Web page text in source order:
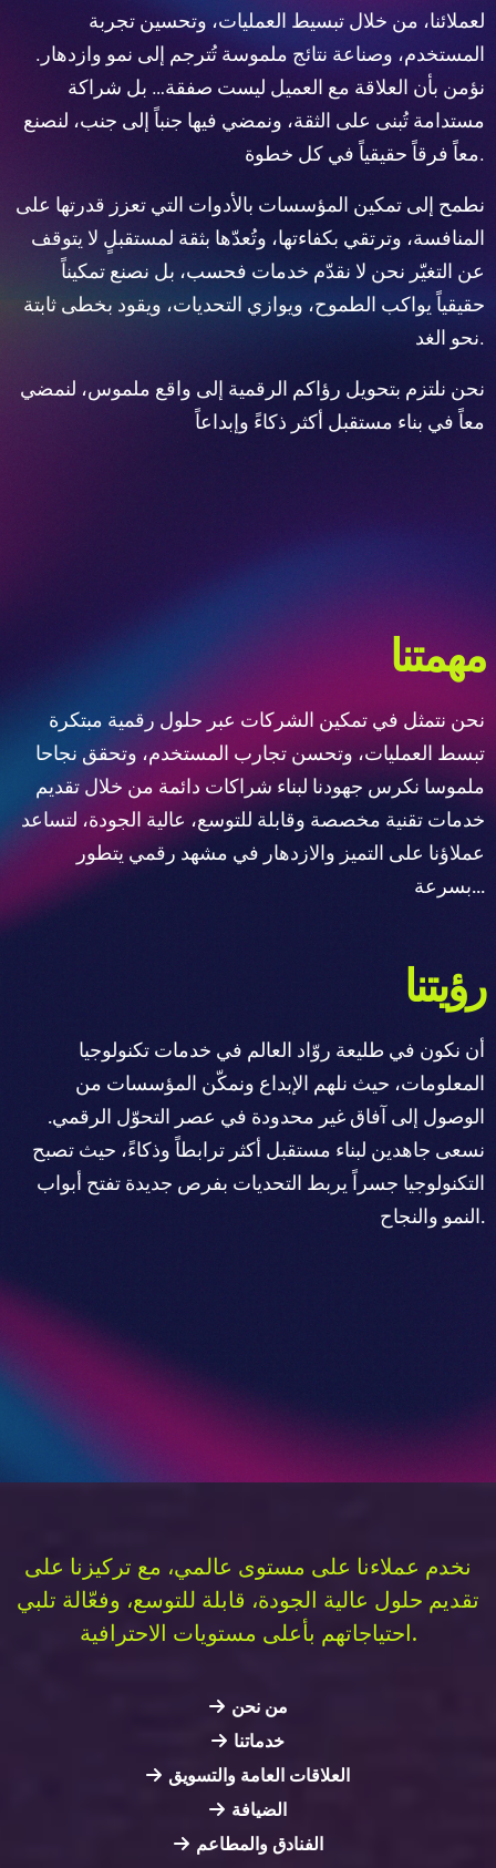
لعملائنا، من خلال تبسيط العمليات، وتحسين تجربة
المستخدم، وصناعة نتائج ملموسة تُترجم إلى نمو وازدهار.
نؤمن بأن العلاقة مع العميل ليست صفقة… بل شراكة
مستدامة تُبنى على الثقة، ونمضي فيها جنباً إلى جنب، لنصنع
معاً فرقاً حقيقياً في كل خطوة.
نطمح إلى تمكين المؤسسات بالأدوات التي تعزز قدرتها على
المنافسة، وترتقي بكفاءتها، وتُعدّها بثقة لمستقبلٍ لا يتوقف
عن التغيّر نحن لا نقدّم خدمات فحسب، بل نصنع تمكيناً
حقيقياً يواكب الطموح، ويوازي التحديات، ويقود بخطى ثابتة
نحو الغد.
نحن نلتزم بتحويل رؤاكم الرقمية إلى واقع ملموس، لنمضي
معاً في بناء مستقبل أكثر ذكاءً وإبداعاً
مهمتنا
نحن نتمثل في تمكين الشركات عبر حلول رقمية مبتكرة
تبسط العمليات، وتحسن تجارب المستخدم، وتحقق نجاحا
ملموسا نكرس جهودنا لبناء شراكات دائمة من خلال تقديم
خدمات تقنية مخصصة وقابلة للتوسع، عالية الجودة، لتساعد
عملاؤنا على التميز والازدهار في مشهد رقمي يتطور
رؤيتنا
أن نكون في طليعة روّاد العالم في خدمات تكنولوجيا
المعلومات، حيث نلهم الإبداع ونمكّن المؤسسات من
الوصول إلى آفاق غير محدودة في عصر التحوّل الرقمي.
نسعى جاهدين لبناء مستقبل أكثر ترابطاً وذكاءً، حيث تصبح
التكنولوجيا جسراً يربط التحديات بفرص جديدة تفتح أبواب
نخدم عملاءنا على مستوى عالمي، مع تركيزنا على
تقديم حلول عالية الجودة، قابلة للتوسع، وفعّالة تلبي
احتياجاتهم بأعلى مستويات الاحترافية.
من نحن
خدماتنا
العلاقات العامة والتسويق
الضيافة
الفنادق والمطاعم